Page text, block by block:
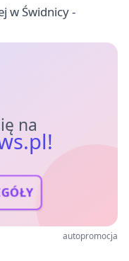
w Świdnicy -
na
autopromocja